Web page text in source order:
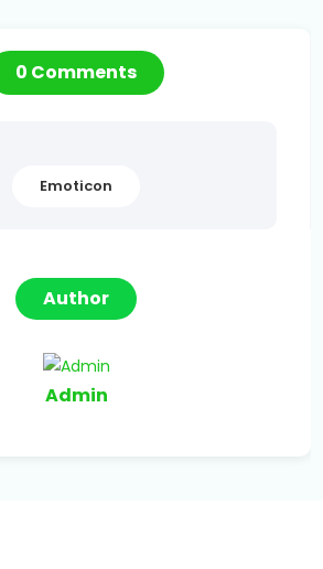
0 Comments
Emoticon
Author
Admin